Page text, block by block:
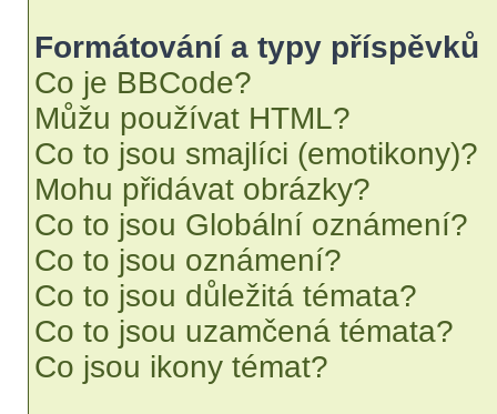
Formátování a typy příspěvků
Co je BBCode?
Můžu používat HTML?
Co to jsou smajlíci (emotikony)?
Mohu přidávat obrázky?
Co to jsou Globální oznámení?
Co to jsou oznámení?
Co to jsou důležitá témata?
Co to jsou uzamčená témata?
Co jsou ikony témat?